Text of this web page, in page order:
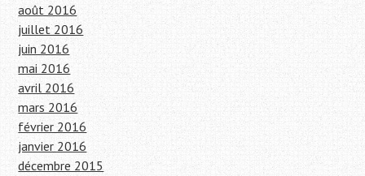
août 2016
juillet 2016
juin 2016
mai 2016
avril 2016
mars 2016
février 2016
janvier 2016
décembre 2015